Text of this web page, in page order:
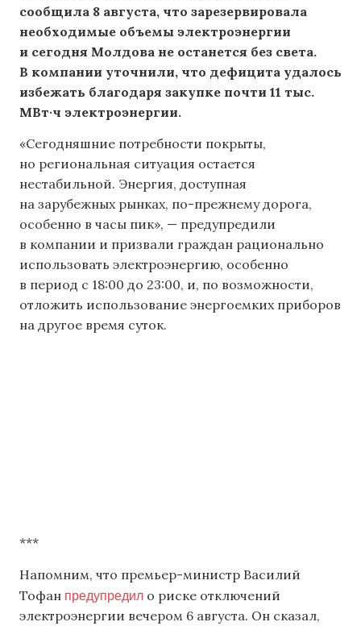
сообщила 8 августа, что зарезервировала
необходимые объемы электроэнергии
и сегодня Молдова не останется без света.
В компании уточнили, что дефицита удалось
избежать благодаря закупке почти 11 тыс.
МВт·ч электроэнергии.
«Сегодняшние потребности покрыты,
но региональная ситуация остается
нестабильной. Энергия, доступная
на зарубежных рынках, по-прежнему дорога,
особенно в часы пик», — предупредили
в компании и призвали граждан рационально
использовать электроэнергию, особенно
в период с 18:00 до 23:00, и, по возможности,
отложить использование энергоемких приборов
на другое время суток.
***
Напомним, что премьер-министр Василий
Тофан предупредил о риске отключений
электроэнергии вечером 6 августа. Он сказал,